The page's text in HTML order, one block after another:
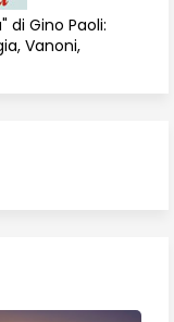
di Gino Paoli:
Vanoni,